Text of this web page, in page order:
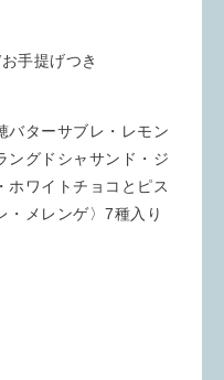
手提げつき
バターサブレ・レモン
ングドシャサンド・ジ
ホワイトチョコとピス
・メレンゲ〉7種入り